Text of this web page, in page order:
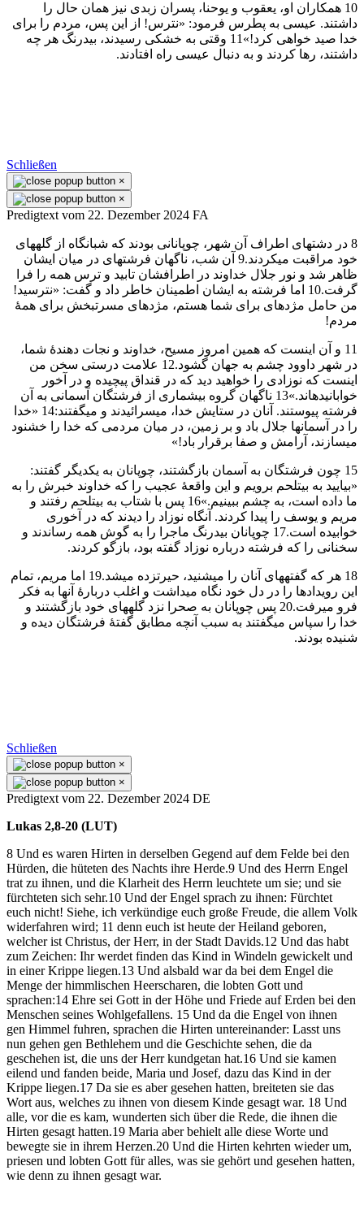
10 همكاران او، يعقوب و يوحنا، پسران زبدی نيز همان حال را
داشتند. عيسی به پطرس فرمود: «نترس! از اين پس، مردم را برای
خدا صيد خواهی كرد!»11 وقتی به خشكی رسيدند، بیدرنگ هر چه
داشتند، رها كردند و به دنبال عيسی راه افتادند.
Schließen
×
×
Predigtext vom 22. Dezember 2024 FA
8 در دشتهای اطراف آن شهر، چوپانانی بودند كه شبانگاه از گلههای
خود مراقبت میكردند.9 آن شب، ناگهان فرشتهای در ميان ايشان
ظاهر شد و نور جلال خداوند در اطرافشان تابيد و ترس همه را فرا
گرفت.10 اما فرشته به ايشان اطمينان خاطر داد و گفت: «نترسيد!
من حامل مژدهای برای شما هستم، مژدهای مسرتبخش برای همهٔ
مردم!
11 و آن اينست كه همين امروز مسيح، خداوند و نجات دهندهٔ شما،
در شهر داوود چشم به جهان گشود.12 علامت درستی سخن من
اينست كه نوزادی را خواهيد ديد كه در قنداق پيچيده و در آخور
خوابانيدهاند.»13 ناگهان گروه بيشماری از فرشتگان آسمانی به آن
فرشته پيوستند. آنان در ستايش خدا، میسرائيدند و میگفتند:14 «خدا
را در آسمانها جلال باد و بر زمين، در ميان مردمی كه خدا را خشنود
میسازند، آرامش و صفا برقرار باد!»
15 چون فرشتگان به آسمان بازگشتند، چوپانان به يكديگر گفتند:
«بياييد به بيتلحم برويم و اين واقعهٔ عجيب را كه خداوند خبرش را به
ما داده است، به چشم ببينيم.»16 پس با شتاب به بيتلحم رفتند و
مريم و يوسف را پيدا كردند. آنگاه نوزاد را ديدند كه در آخوری
خوابيده است.17 چوپانان بیدرنگ ماجرا را به گوش همه رساندند و
سخنانی را كه فرشته درباره نوزاد گفته بود، بازگو كردند.
18 هر كه گفتههای آنان را میشنيد، حيرتزده میشد.19 اما مريم، تمام
اين رويدادها را در دل خود نگاه میداشت و اغلب دربارهٔ آنها به فكر
فرو میرفت.20 پس چوپانان به صحرا نزد گلههای خود بازگشتند و
خدا را سپاس میگفتند به سبب آنچه مطابق گفتهٔ فرشتگان ديده و
شنيده بودند.
Schließen
×
×
Predigtext vom 22. Dezember 2024 DE
Lukas 2,8-20 (LUT)
8 Und es waren Hirten in derselben Gegend auf dem Felde bei den
Hürden, die hüteten des Nachts ihre Herde.9 Und des Herrn Engel
trat zu ihnen, und die Klarheit des Herrn leuchtete um sie; und sie
fürchteten sich sehr.10 Und der Engel sprach zu ihnen: Fürchtet
euch nicht! Siehe, ich verkündige euch große Freude, die allem Volk
widerfahren wird; 11 denn euch ist heute der Heiland geboren,
welcher ist Christus, der Herr, in der Stadt Davids.12 Und das habt
zum Zeichen: Ihr werdet finden das Kind in Windeln gewickelt und
in einer Krippe liegen.13 Und alsbald war da bei dem Engel die
Menge der himmlischen Heerscharen, die lobten Gott und
sprachen:14 Ehre sei Gott in der Höhe und Friede auf Erden bei den
Menschen seines Wohlgefallens. 15 Und da die Engel von ihnen
gen Himmel fuhren, sprachen die Hirten untereinander: Lasst uns
nun gehen gen Bethlehem und die Geschichte sehen, die da
geschehen ist, die uns der Herr kundgetan hat.16 Und sie kamen
eilend und fanden beide, Maria und Josef, dazu das Kind in der
Krippe liegen.17 Da sie es aber gesehen hatten, breiteten sie das
Wort aus, welches zu ihnen von diesem Kinde gesagt war. 18 Und
alle, vor die es kam, wunderten sich über die Rede, die ihnen die
Hirten gesagt hatten.19 Maria aber behielt alle diese Worte und
bewegte sie in ihrem Herzen.20 Und die Hirten kehrten wieder um,
priesen und lobten Gott für alles, was sie gehört und gesehen hatten,
wie denn zu ihnen gesagt war.